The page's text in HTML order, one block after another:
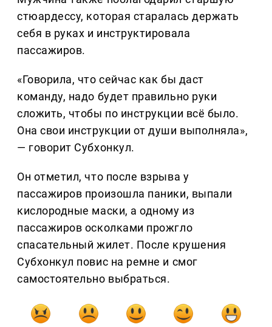
стюардессу, которая старалась держать
себя в руках и инструктировала
пассажиров.
«Говорила, что сейчас как бы даст
команду, надо будет правильно руки
сложить, чтобы по инструкции всё было.
Она свои инструкции от души выполняла»,
— говорит Субхонкул.
Он отметил, что после взрыва у
пассажиров произошла паники, выпали
кислородные маски, а одному из
пассажиров осколками прожгло
спасательный жилет. После крушения
Субхонкул повис на ремне и смог
самостоятельно выбраться.